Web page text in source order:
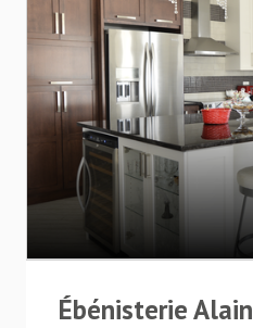
Ébénisterie Alain